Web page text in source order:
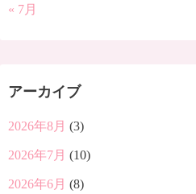
« 7月
アーカイブ
2026年8月 (3)
2026年7月 (10)
2026年6月 (8)